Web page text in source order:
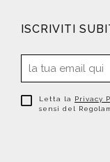
ISCRIVITI
Letta la Privacy
sensi del